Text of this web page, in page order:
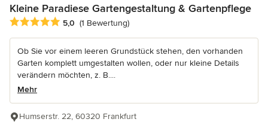
Kleine Paradiese Gartengestaltung & Gartenpflege
Durchschnittliche Bewertung: 5 von 5 Sternen
5,0 (1 Bewertung)
Ob Sie vor einem leeren Grundstück stehen, den vorhanden
Garten komplett umgestalten wollen, oder nur kleine Details
verändern möchten, z. B....
Mehr
Humserstr. 22, 60320 Frankfurt